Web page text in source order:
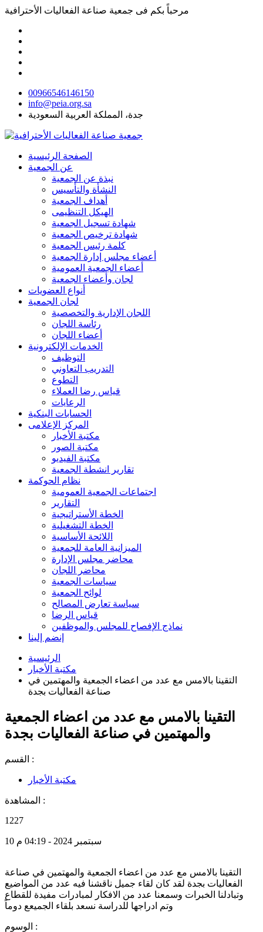
مرحباً بكم فى جمعية صناعة الفعاليات الأحترافية
00966546146150
info@peia.org.sa
جدة، المملكة العربية السعودية
الصفحة الرئيسية
عن الجمعية
نبذة عن الجمعية
النشأة والتأسيس
أهداف الجمعية
الهيكل التنظيمى
شهادة تسجيل الجمعية
شهادة ترخيص الجمعية
كلمة رئيس الجمعية
أعضاء مجلس إدارة الجمعية
أعضاء الجمعية العمومية
لجان وأعضاء الجمعية
أنواع العضويات
لجان الجمعية
اللجان الإدارية والتخصصية
رئاسة اللجان
أعضاء اللجان
الخدمات الإلكترونية
التوظيف
التدريب التعاوني
التطوع
قياس رضا العملاء
الرعايات
الحسابات البنكية
المركز الإعلامى
مكتبة الأخبار
مكتبة الصور
مكتبة الفيديو
تقارير انشطة الجمعية
نظام الحوكمة
اجتماعات الجمعية العمومية
التقارير
الخطة الأستراتيجية
الخطة التشغيلية
اللائحة الأساسية
الميزانية العامة للجمعية
محاضر مجلس الإدارة
محاضر اللجان
سياسات الجمعية
لوائح الجمعية
سياسة تعارض المصالح
قياس الرضا
نماذج الإفصاح للمجلس والموظفين
إنضم إلينا
الرئيسية
مكتبة الأخبار
التقينا بالامس مع عدد من اعضاء الجمعية والمهتمين في
صناعة الفعاليات بجدة
التقينا بالامس مع عدد من اعضاء الجمعية
والمهتمين في صناعة الفعاليات بجدة
القسم :
مكتبة الأخبار
المشاهدة :
1227
10 سبتمبر 2024 - 04:19 م
التقينا بالامس مع عدد من اعضاء الجمعية والمهتمين في صناعة
الفعاليات بجدة لقد كان لقاء جميل ناقشنا فيه عدد من المواضيع
وتبادلنا الخبرات وسمعنا عدد من الافكار لمبادرات مفيدة للقطاع
وتم ادراجها للدراسة نسعد بلقاء الجميعع دوماً
الوسوم :